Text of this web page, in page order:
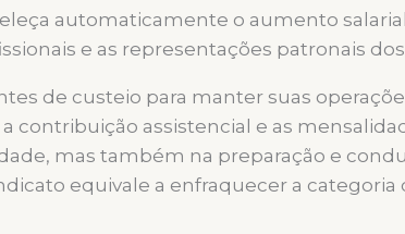
automaticamente o aumento
e as representações patronais
de custeio para manter suas
contribuição assistencial e as
mas também na preparação e
equivale a enfraquecer a